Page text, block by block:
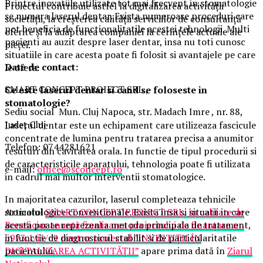
Proiectul contribuie astfel la digitalizarea activității
societății, la creșterea calității serviciilor de consultanță
oferite și la adaptarea companiei la cerințele actuale ale
pieței.
Date de contact:
SMART CONCEPT PROIECT SRL.,
Sediu social Mun. Cluj Napoca, str. Madach Imre , nr. 88,
Județ Cluj
Telefon: 0744281621
e-mail:office@sconcept.ro
ArticolulSMART CONCEPT PROIECT SRL, în calitate de
Beneficiar anunță finalizarea proiectului de finanțare nr.
5973.1/i3/c9 pentru proiectul ”INVESTIȚII ÎN
DIGITALIZAREA ACTIVITĂȚII” apare prima dată în Ziarul
Printre inovatiile utilizate tot mai frecvent in stomatologie
se numara laserul dentar. Exista numeroase proceduri care
pot beneficia de functionalitatile acestei tehnologii. Multi
pacienti au auzit despre laser dentar, insa nu toti cunosc
situatiile in care acesta poate fi folosit si avantajele pe care
le ofera.
Ce este laserul dentar si cand se foloseste in
stomatologie?
Laserul dentar este un echipament care utilizeaza fascicule
concentrate de lumina pentru tratarea precisa a anumitor
tesuturi din cavitatea orala. In functie de tipul procedurii si
de caracteristicile aparatului, tehnologia poate fi utilizata
in cadrul mai multor interventii stomatologice.
In majoritatea cazurilor, laserul completeaza tehnicile
stomatologice conventionale. Exista insa si situatii in care
acesta poate reprezenta metoda principala de tratament,
in functie de diagnosticul stabilit si de particularitatile
pacientului.